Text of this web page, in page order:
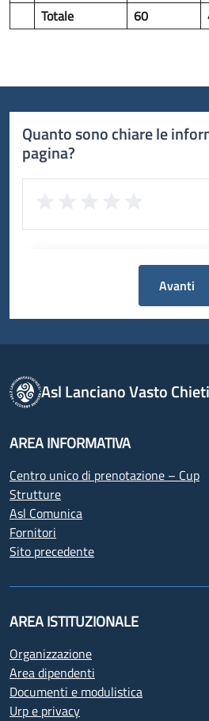
Totale
60
Quanto sono chiare le
pagina?
Avanti
Asl Lanciano Vasto Chieti
AREA INFORMATIVA
Centro unico di prenotazione – Cup
Strutture
Asl Comunica
Fornitori
Sito precedente
AREA ISTITUZIONALE
Organizzazione
Area dipendenti
Documenti e modulistica
Urp e privacy